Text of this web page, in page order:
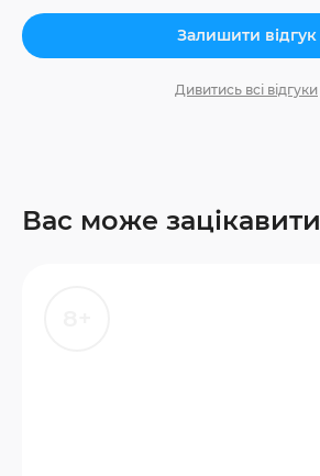
Залишити відгук
Дивитись всі відгуки
Вас може зацікавити